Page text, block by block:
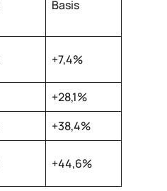
Basis
+7,4%
+28,1%
+38,4%
+44,6%